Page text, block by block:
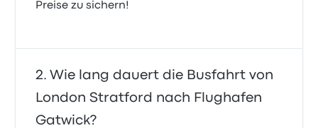
Preise zu sichern!
Wie lang dauert die Busfahrt von
London Stratford nach Flughafen
Gatwick?